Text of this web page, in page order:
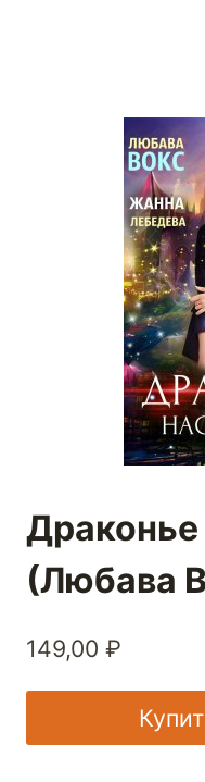
Драконье
(Любава
149,00 ₽